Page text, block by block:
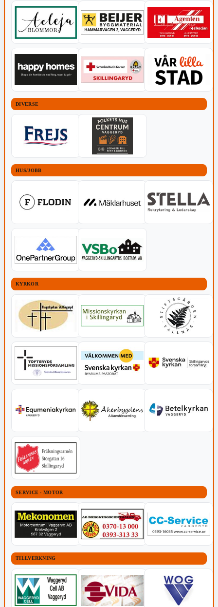
DIVERSE
HUS/JOBB
KYRKOR
SERVICE - MOTOR
TILLVERKNING